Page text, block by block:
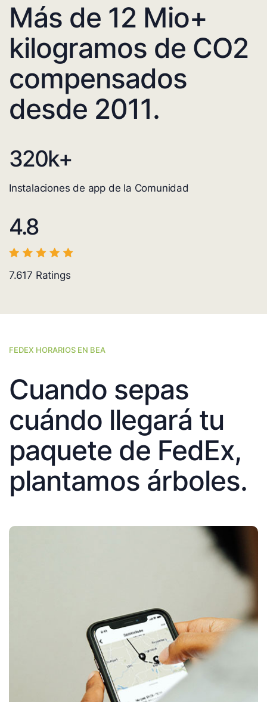
Más de 12 Mio+
kilogramos de CO2
compensados
desde 2011.
320k+
Instalaciones de app de la Comunidad
4.8
7.617 Ratings
FEDEX HORARIOS EN BEA
Cuando sepas
cuándo llegará tu
paquete de FedEx,
plantamos árboles.